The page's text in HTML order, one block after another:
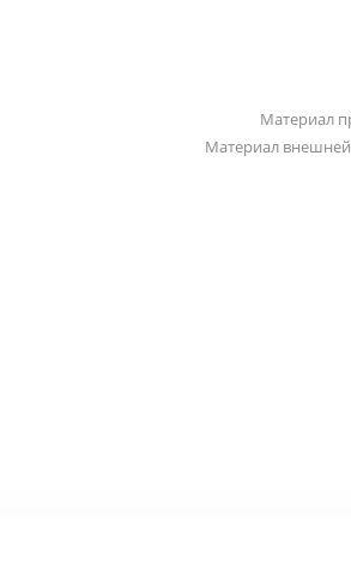
Материал
Материал